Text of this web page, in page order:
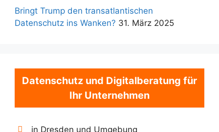
Bringt Trump den transatlantischen
Datenschutz ins Wanken? 31. März 2025
Datenschutz und Digitalberatung für
Ihr Unternehmen
in Dresden und Umgebung